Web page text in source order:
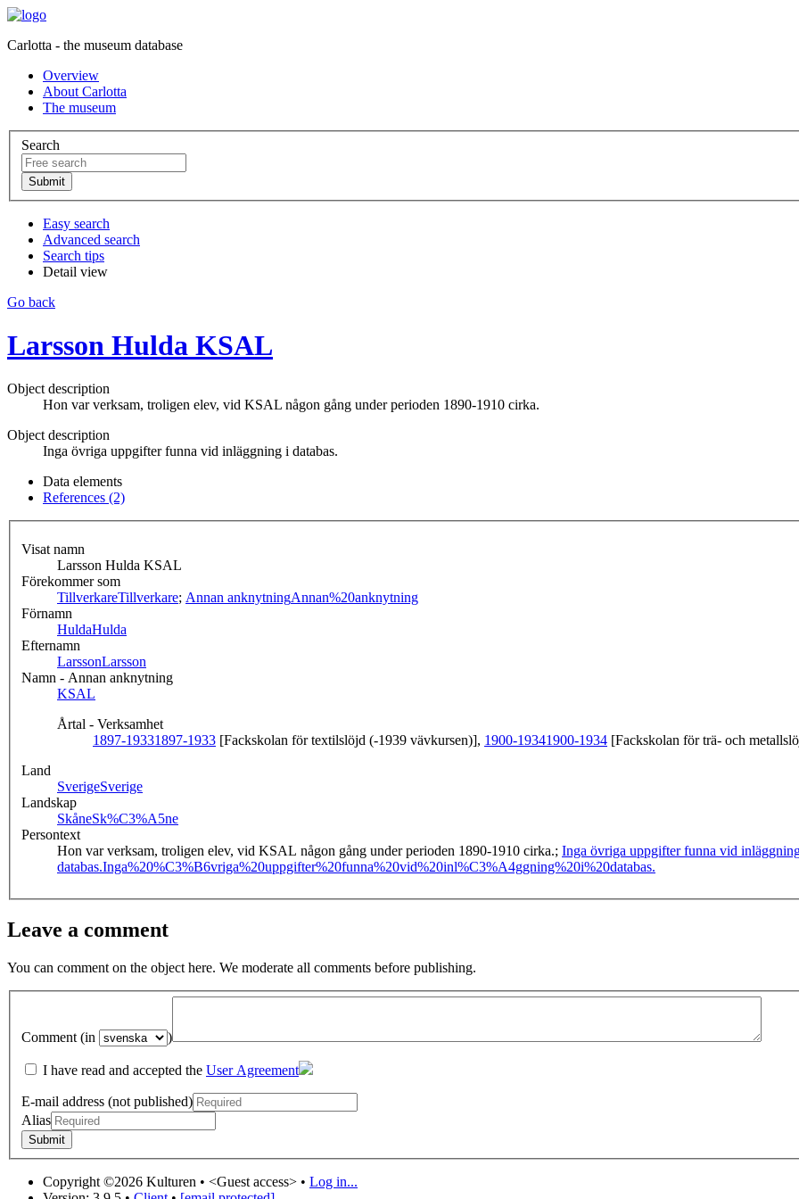
Carlotta - the museum database
Overview
About Carlotta
The museum
Search
Easy search
Advanced search
Search tips
Detail view
Go back
Larsson Hulda KSAL
Object description
Hon var verksam, troligen elev, vid KSAL någon gång under perioden 1890-1910 cirka.
Object description
Inga övriga uppgifter funna vid inläggning i databas.
Data elements
References (2)
Visat namn
Larsson Hulda KSAL
Förekommer som
TillverkareTillverkare; Annan anknytningAnnan%20anknytning
Förnamn
HuldaHulda
Efternamn
LarssonLarsson
Namn - Annan anknytning
KSAL
Årtal - Verksamhet
1897-19331897-1933 [Fackskolan för textilslöjd (-1939 vävkursen)], 1900-19341900-1934 [Fackskolan för trä- och
Land
SverigeSverige
Landskap
SkåneSk%C3%A5ne
Persontext
Hon var verksam, troligen elev, vid KSAL någon gång under perioden 1890-1910 cirka.; Inga övriga uppgifter funna vid
databas.Inga%20%C3%B6vriga%20uppgifter%20funna%20vid%20inl%C3%A4ggning%20i%20databas.
Leave a comment
You can comment on the object here. We moderate all comments before publishing.
Comment (in )
I have read and accepted the User Agreement
E-mail address (not published)
Alias
Copyright ©2026 Kulturen • <Guest access> • Log in...